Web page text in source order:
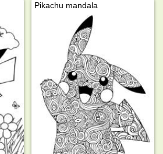
Pikachu mandala